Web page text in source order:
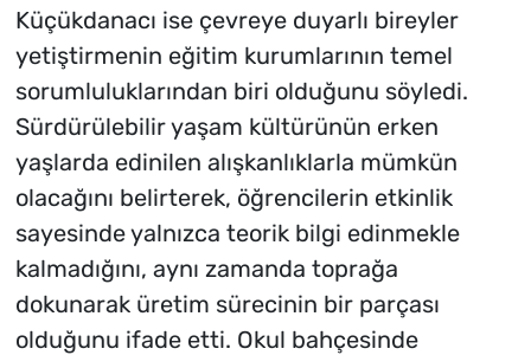
Küçükdanacı ise çevreye duyarlı bireyler
yetiştirmenin eğitim kurumlarının temel
sorumluluklarından biri olduğunu söyledi.
Sürdürülebilir yaşam kültürünün erken
yaşlarda edinilen alışkanlıklarla mümkün
olacağını belirterek, öğrencilerin etkinlik
sayesinde yalnızca teorik bilgi edinmekle
kalmadığını, aynı zamanda toprağa
dokunarak üretim sürecinin bir parçası
olduğunu ifade etti. Okul bahçesinde